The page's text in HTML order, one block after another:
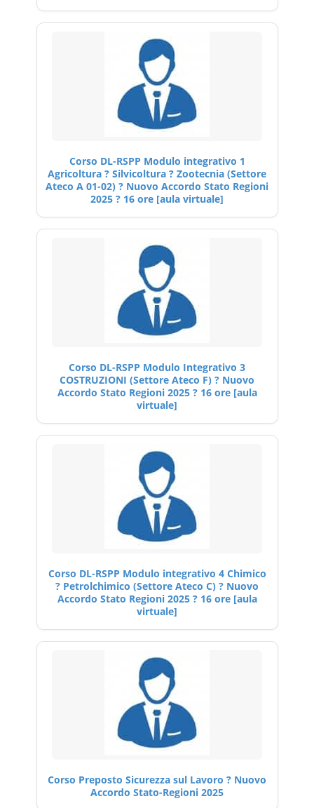
Corso DL-RSPP Modulo integrativo 1
Agricoltura ? Silvicoltura ? Zootecnia (Settore
Ateco A 01-02) ? Nuovo Accordo Stato Regioni
2025 ? 16 ore [aula virtuale]
Corso DL-RSPP Modulo Integrativo 3
COSTRUZIONI (Settore Ateco F) ? Nuovo
Accordo Stato Regioni 2025 ? 16 ore [aula
virtuale]
Corso DL-RSPP Modulo integrativo 4 Chimico
? Petrolchimico (Settore Ateco C) ? Nuovo
Accordo Stato Regioni 2025 ? 16 ore [aula
virtuale]
Corso Preposto Sicurezza sul Lavoro ? Nuovo
Accordo Stato-Regioni 2025